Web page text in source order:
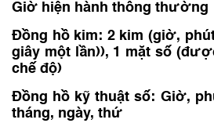
Giờ hiện hành thông thường
Đồng hồ kim: 2 kim (giờ,
giây một lần)), 1 mặt số
chế độ)
Đồng hồ kỹ thuật số: Giờ,
tháng, ngày, thứ